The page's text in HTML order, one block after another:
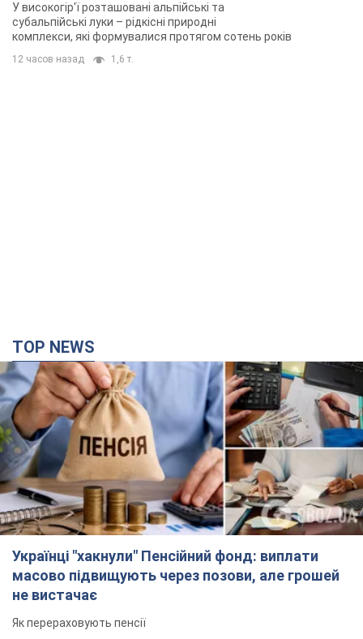
У високогір'ї розташовані альпійські та
субальпійські луки – рідкісні природні
комплекси, які формувалися протягом сотень років
12 часов назад 1,6 т.
TOP NEWS
Українці "хакнули" Пенсійний фонд: виплати
масово підвищують через позови, але грошей
не вистачає
Як перераховують пенсії